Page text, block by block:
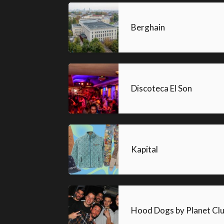
Berghain
Discoteca El Son
Kapital
Hood Dogs by Planet